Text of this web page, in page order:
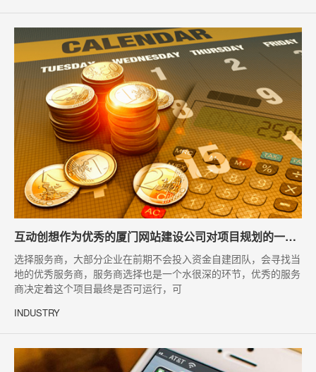
互动创想作为优秀的厦门网站建设公司对项目规划的一些建议
选择服务商，大部分企业在前期不会投入资金自建团队，会寻找当
地的优秀服务商，服务商选择也是一个水很深的环节，优秀的服务
商决定着这个项目最终是否可运行，可
INDUSTRY